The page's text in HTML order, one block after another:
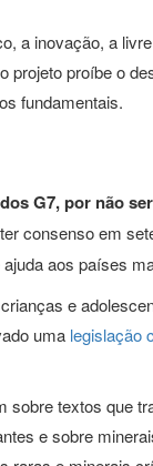
a inovação, a
proíbe o
fundamentais.
G7, por não
consenso em
aos países
e
uma legislação
textos que
e sobre